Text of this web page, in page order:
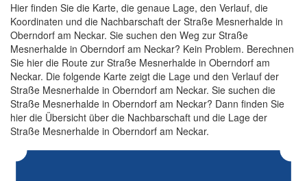
Hier finden Sie die Karte, die genaue Lage, den Verlauf, die
Koordinaten und die Nachbarschaft der Straße Mesnerhalde in
Oberndorf am Neckar. Sie suchen den Weg zur Straße
Mesnerhalde in Oberndorf am Neckar? Kein Problem. Berechnen
Sie hier die Route zur Straße Mesnerhalde in Oberndorf am
Neckar. Die folgende Karte zeigt die Lage und den Verlauf der
Straße Mesnerhalde in Oberndorf am Neckar. Sie suchen die
Straße Mesnerhalde in Oberndorf am Neckar? Dann finden Sie
hier die Übersicht über die Nachbarschaft und die Lage der
Straße Mesnerhalde in Oberndorf am Neckar.